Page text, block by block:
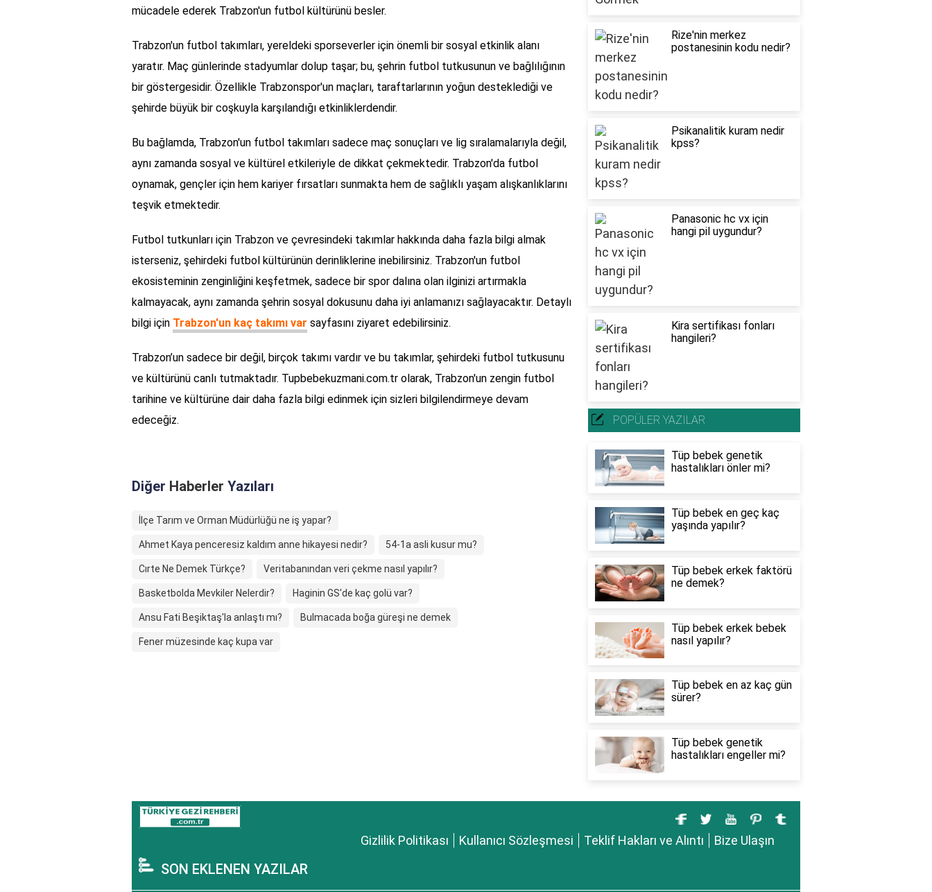
mücadele ederek Trabzon'un futbol kültürünü besler.
Trabzon'un futbol takımları, yereldeki sporseverler için önemli bir sosyal etkinlik alanı
yaratır. Maç günlerinde stadyumlar dolup taşar; bu, şehrin futbol tutkusunun ve bağlılığının
bir göstergesidir. Özellikle Trabzonspor'un maçları, taraftarlarının yoğun desteklediği ve
şehirde büyük bir coşkuyla karşılandığı etkinliklerdendir.
Bu bağlamda, Trabzon'un futbol takımları sadece maç sonuçları ve lig sıralamalarıyla değil,
aynı zamanda sosyal ve kültürel etkileriyle de dikkat çekmektedir. Trabzon'da futbol
oynamak, gençler için hem kariyer fırsatları sunmakta hem de sağlıklı yaşam alışkanlıklarını
teşvik etmektedir.
Futbol tutkunları için Trabzon ve çevresindeki takımlar hakkında daha fazla bilgi almak
isterseniz, şehirdeki futbol kültürünün derinliklerine inebilirsiniz. Trabzon'un futbol
ekosisteminin zenginliğini keşfetmek, sadece bir spor dalına olan ilginizi artırmakla
kalmayacak, aynı zamanda şehrin sosyal dokusunu daha iyi anlamanızı sağlayacaktır. Detaylı
bilgi için Trabzon'un kaç takımı var sayfasını ziyaret edebilirsiniz.
Trabzon’un sadece bir değil, birçok takımı vardır ve bu takımlar, şehirdeki futbol tutkusunu
ve kültürünü canlı tutmaktadır. Tupbebekuzmani.com.tr olarak, Trabzon'un zengin futbol
tarihine ve kültürüne dair daha fazla bilgi edinmek için sizleri bilgilendirmeye devam
edeceğiz.
Diğer Haberler Yazıları
İlçe Tarım ve Orman Müdürlüğü ne iş yapar?
Ahmet Kaya penceresiz kaldım anne hikayesi nedir? 54-1a asli kusur mu?
Cırte Ne Demek Türkçe? Veritabanından veri çekme nasıl yapılır?
Basketbolda Mevkiler Nelerdir? Haginin GS'de kaç golü var?
Ansu Fati Beşiktaş'la anlaştı mı? Bulmacada boğa güreşi ne demek
Fener müzesinde kaç kupa var
Rize'nin merkez
postanesinin kodu nedir?
Psikanalitik kuram nedir
kpss?
Panasonic hc vx için
hangi pil uygundur?
Kira sertifikası fonları
hangileri?
POPÜLER YAZILAR
Tüp bebek genetik
hastalıkları önler mi?
Tüp bebek en geç kaç
yaşında yapılır?
Tüp bebek erkek faktörü
ne demek?
Tüp bebek erkek bebek
nasıl yapılır?
Tüp bebek en az kaç gün
sürer?
Tüp bebek genetik
hastalıkları engeller mi?
Gizlilik Politikası Kullanıcı Sözleşmesi Teklif Hakları ve Alıntı Bize Ulaşın
SON EKLENEN YAZILAR